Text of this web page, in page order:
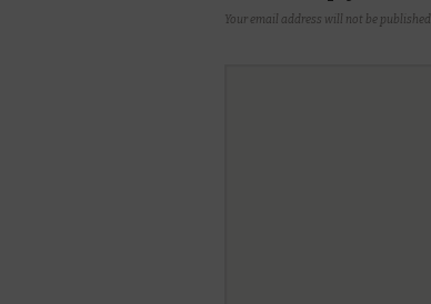
Your email address will not be published.